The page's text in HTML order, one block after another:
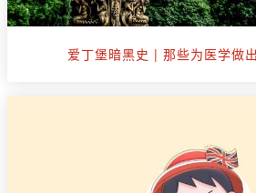
爱丁堡暗黑史 | 那些为医学做